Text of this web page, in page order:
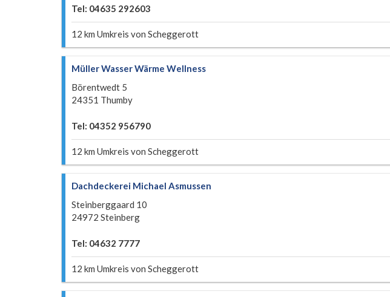
Tel: 04635 292603
12 km Umkreis von Scheggerott
Müller Wasser Wärme Wellness
Börentwedt 5
24351 Thumby
Tel: 04352 956790
12 km Umkreis von Scheggerott
Dachdeckerei Michael Asmussen
Steinberggaard 10
24972 Steinberg
Tel: 04632 7777
12 km Umkreis von Scheggerott